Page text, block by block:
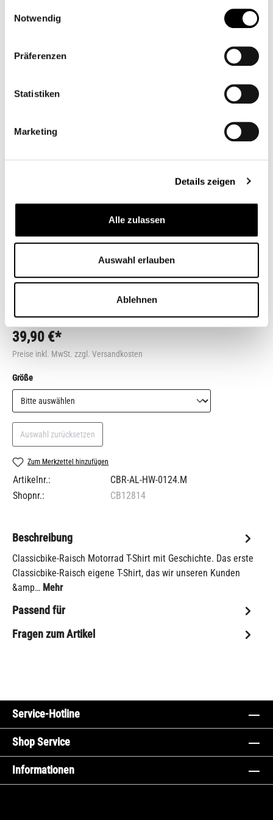
Notwendig
Präferenzen
Statistiken
Marketing
Details zeigen
Alle zulassen
Auswahl erlauben
Ablehnen
39,90 €*
Preise inkl. MwSt. zzgl. Versandkosten
Größeauswählen
Auswahl zurücksetzen
Zum Merkzettel hinzufügen
Artikelnr.:
CBR-AL-HW-0124.M
Shopnr.:
CB12814
Beschreibung
Classicbike-Raisch Motorrad T-Shirt mit Geschichte. Das erste
Classicbike-Raisch eigene T-Shirt, das wir unseren Kunden
&amp… Mehr
Passend für
Fragen zum Artikel
Service-Hotline
Shop Service
Informationen